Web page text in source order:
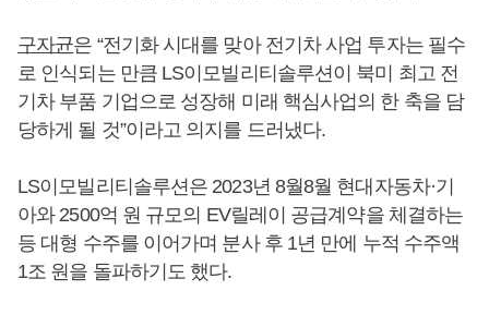
구자균은 “전기화 시대를 맞아 전기차 사업 투자는 필수
로 인식되는 만큼 LS이모빌리티솔루션이 북미 최고 전
기차 부품 기업으로 성장해 미래 핵심사업의 한 축을 담
당하게 될 것”이라고 의지를 드러냈다.
LS이모빌리티솔루션은 2023년 8월8월 현대자동차·기
아와 2500억 원 규모의 EV릴레이 공급계약을 체결하는
등 대형 수주를 이어가며 분사 후 1년 만에 누적 수주액
1조 원을 돌파하기도 했다.